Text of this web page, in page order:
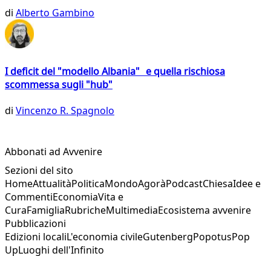
di Alberto Gambino
I deficit del "modello Albania" e quella rischiosa
scommessa sugli "hub"
di Vincenzo R. Spagnolo
Abbonati ad Avvenire
Sezioni del sito
HomeAttualitàPoliticaMondoAgoràPodcastChiesaIdee e
CommentiEconomiaVita e
CuraFamigliaRubricheMultimediaEcosistema avvenire
Pubblicazioni
Edizioni localiL'economia civileGutenbergPopotusPop
UpLuoghi dell'Infinito